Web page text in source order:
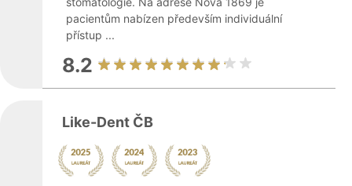
pacientům nabízen především individuální
přístup ...
8.2
Like-Dent ČB